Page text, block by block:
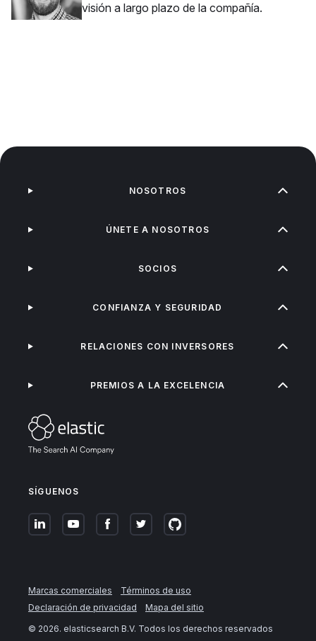
visión a largo plazo de la compañía.
SÍGUENOS
NOSOTROS
ÚNETE A NOSOTROS
SOCIOS
CONFIANZA Y SEGURIDAD
RELACIONES CON INVERSORES
PREMIOS A LA EXCELENCIA
Marcas comerciales
Términos de uso
Declaración de privacidad
Mapa del sitio
© 2026. elasticsearch B.V. Todos los derechos reservados